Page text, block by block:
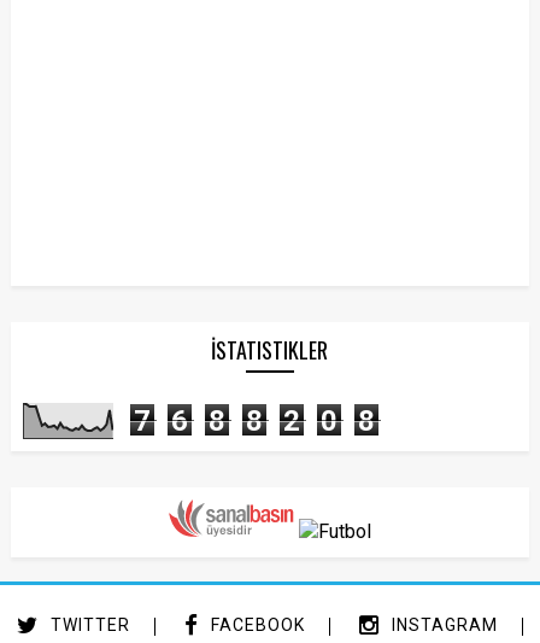
İSTATISTIKLER
7 6 8 8 2 0 8
TWITTER FACEBOOK INSTAGRAM